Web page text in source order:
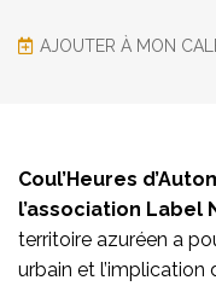
AJOUTER À MON
Coul’Heures
l’association Label
territoire azuréen a
urbain et